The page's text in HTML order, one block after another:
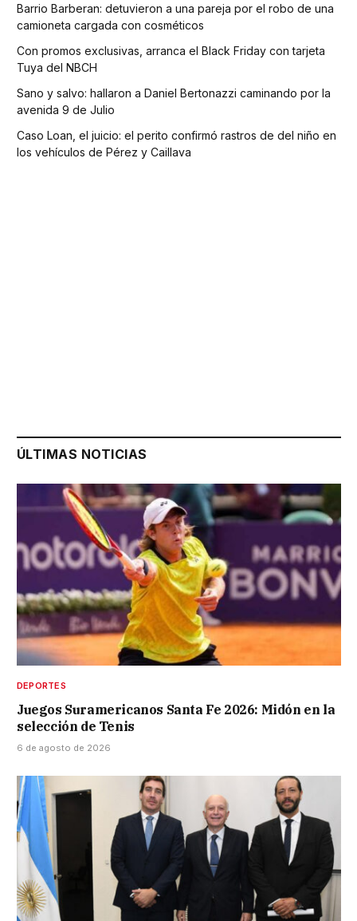
Barrio Barberan: detuvieron a una pareja por el robo de una
camioneta cargada con cosméticos
Con promos exclusivas, arranca el Black Friday con tarjeta
Tuya del NBCH
Sano y salvo: hallaron a Daniel Bertonazzi caminando por la
avenida 9 de Julio
Caso Loan, el juicio: el perito confirmó rastros de del niño en
los vehículos de Pérez y Caillava
ÚLTIMAS NOTICIAS
DEPORTES
Juegos Suramericanos Santa Fe 2026: Midón en la
selección de Tenis
6 de agosto de 2026